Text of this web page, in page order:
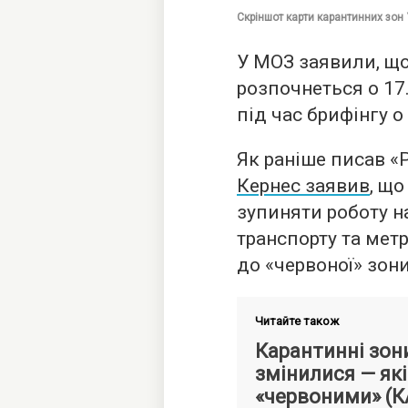
Скріншот карти карантинних зон
У МОЗ заявили, що
розпочнеться о
під час брифінгу
Як раніше писав
Кернес заявив, що
зупиняти роботу
транспорту та
до «червоної»
Читайте також
Карантинні
змінилися —
«червоними»